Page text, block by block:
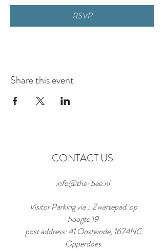
RSVP
Share this event
CONTACT US
info@the-bee.nl
Visitor Parking via : Zwartepad op
hoogte 19
post address: 41 Oosteinde, 1674NC
Opperdoes